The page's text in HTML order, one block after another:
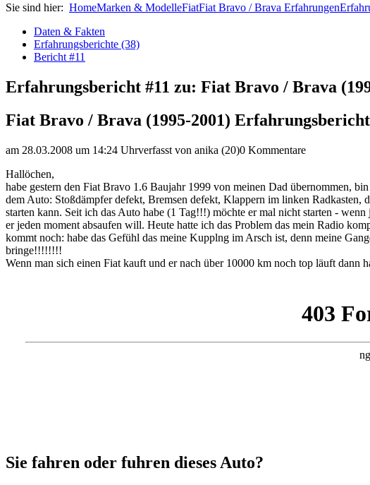
Sie sind hier: HomeMarken & ModelleFiatFiat Bravo / Brava Erfahrungen
Daten & Fakten
Erfahrungsberichte (38)
Bericht #11
Erfahrungsbericht #11 zu: Fiat Bravo / Brava
Fiat Bravo / Brava (1995-2001) Erfahrungsbericht
am 28.03.2008 um 14:24 Uhrverfasst von anika (20)0 Kommentare
Hallöchen,
habe gestern den Fiat Bravo 1.6 Baujahr 1999 von meinen Dad übernommen,
dem Auto: Stoßdämpfer defekt, Bremsen defekt, Klappern im linken Radkasten,
starten kann. Seit ich das Auto habe (1 Tag!!!) möchte er mal nicht starten -
er jeden moment absaufen will. Heute hatte ich das Problem das mein Radio
kommt noch: habe das Gefühl das meine Kupplng im Arsch ist, denn meine
bringe!!!!!!!!
Wenn man sich einen Fiat kauft und er nach über 10000 km noch top läuft dann
Sie fahren oder fuhren dieses Auto?